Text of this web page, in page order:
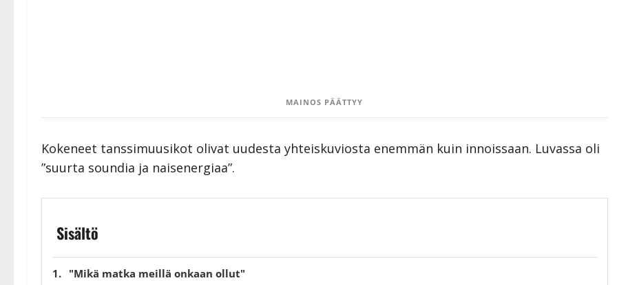
MAINOS PÄÄTTYY
Kokeneet tanssimuusikot olivat uudesta yhteiskuviosta enemmän kuin innoissaan. Luvassa oli
”suurta soundia ja naisenergiaa”.
Sisältö
"Mikä matka meillä onkaan ollut"